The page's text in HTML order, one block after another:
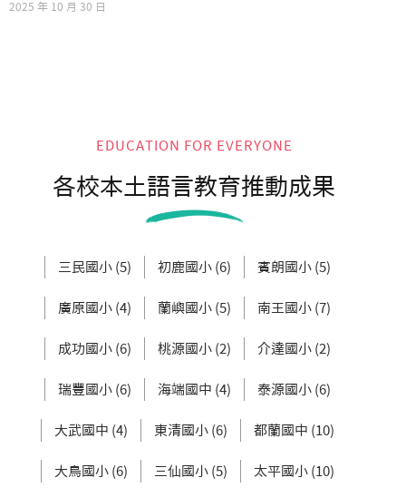
2025 年 10 月 30 日
EDUCATION FOR EVERYONE
各校本土語言教育推動成果
三民國小 (5) 初鹿國小 (6) 賓朗國小 (5)
廣原國小 (4) 蘭嶼國小 (5) 南王國小 (7)
成功國小 (6) 桃源國小 (2) 介達國小 (2)
瑞豐國小 (6) 海端國中 (4) 泰源國小 (6)
大武國中 (4) 東清國小 (6) 都蘭國中 (10)
大鳥國小 (6) 三仙國小 (5) 太平國小 (10)